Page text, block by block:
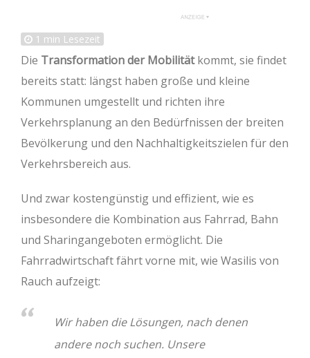
1 min Lesezeit
Die Transformation der Mobilitätkommt, sie findet
bereits statt: längst haben große und kleine
Kommunen umgestellt und richten ihre
Verkehrsplanung an den Bedürfnissen der breiten
Bevölkerung und den Nachhaltigkeitszielen für den
Verkehrsbereich aus.
Und zwar kostengünstig und effizient, wie es
insbesondere die Kombination aus Fahrrad, Bahn
und Sharingangeboten ermöglicht. Die
Fahrradwirtschaft fährt vorne mit, wie Wasilis von
Rauch aufzeigt:
Wir haben die Lösungen, nach denen
andere noch suchen. Unsere